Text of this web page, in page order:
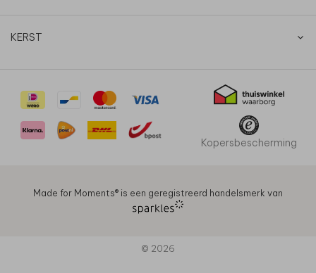
KERST
Kopersbescherming
Made for Moments®️ is een geregistreerd handelsmerk van
© 2026